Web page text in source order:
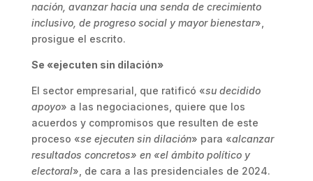
nación, avanzar hacia una senda de crecimiento
inclusivo, de progreso social y mayor bienestar»,
prosigue el escrito.
Se «ejecuten sin dilación»
El sector empresarial, que ratificó «su decidido
apoyo» a las negociaciones, quiere que los
acuerdos y compromisos que resulten de este
proceso «se ejecuten sin dilación» para «alcanzar
resultados concretos» en «el ámbito político y
electoral», de cara a las presidenciales de 2024.